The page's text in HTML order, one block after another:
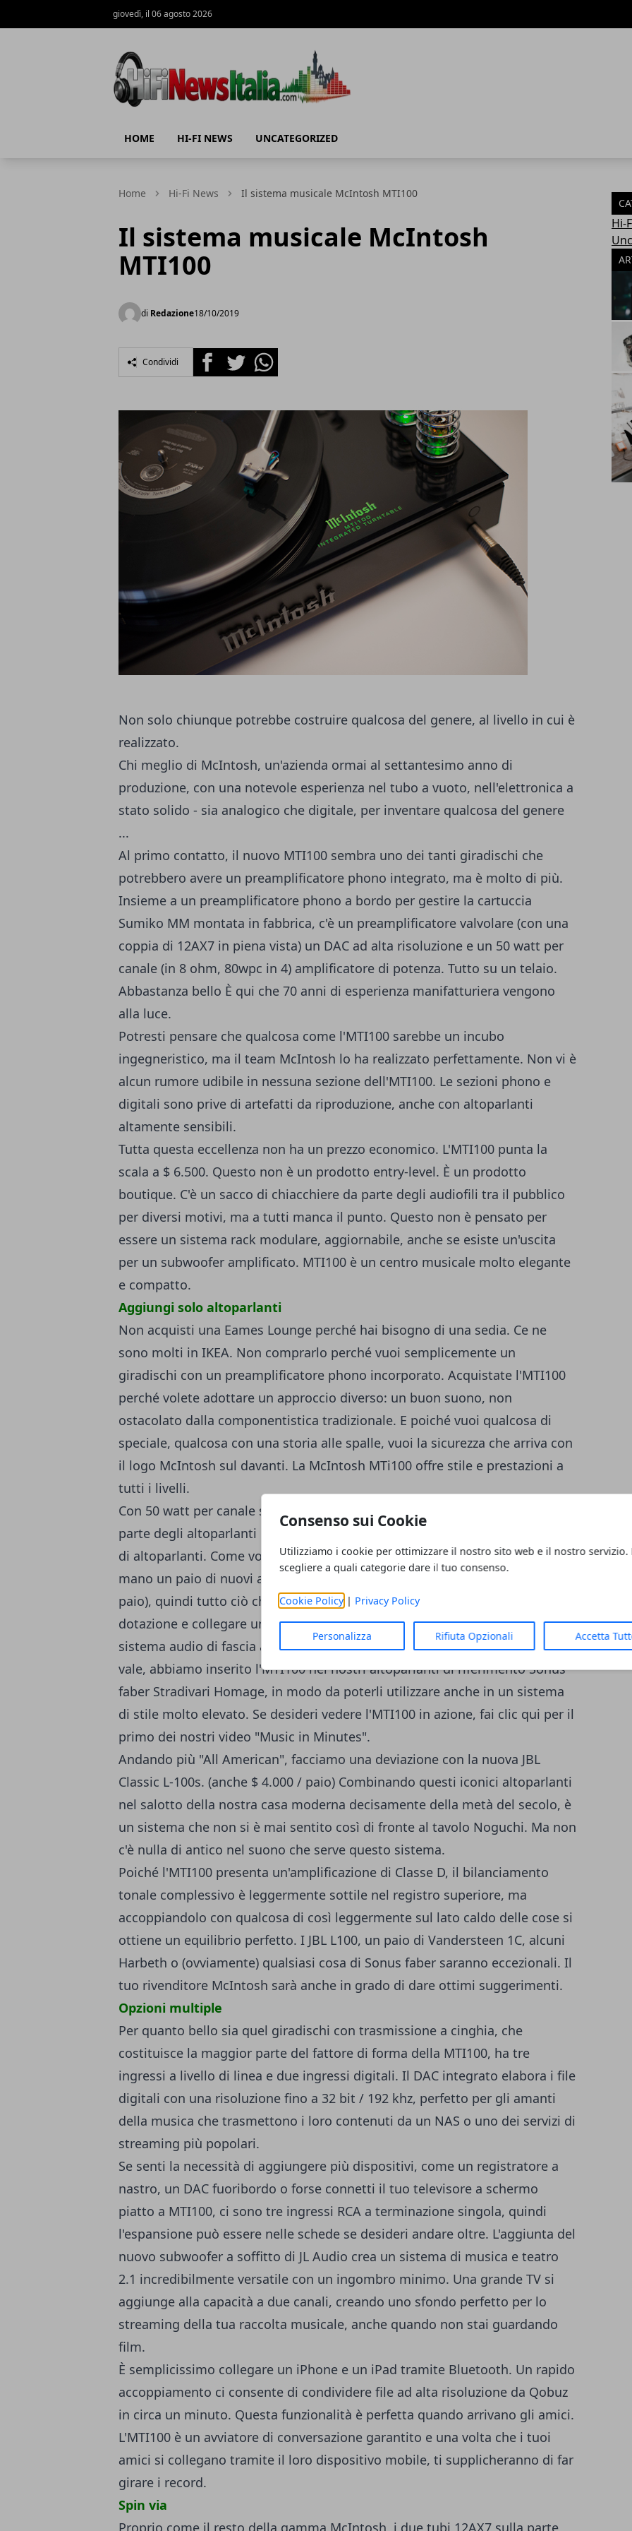
Consenso sui Cookie
Utilizziamo i cookie per ottimizzare il nostro sito web e il nostro servizio.
scegliere a quali categorie dare il tuo consenso.
Cookie Policy| Privacy Policy
Personalizza Rifiuta Opzionali Accetta
giovedì, il 06 agosto 2026
HOME HI-FI NEWS UNCATEGORIZED
Home Hi-Fi News Il sistema musicale McIntosh MTI100
Il sistema musicale McIntosh
MTI100
di Redazione18/10/2019
Condividi FacebookTwitterWhatsapp
Non solo chiunque potrebbe costruire qualcosa del genere, al livello in cui è
realizzato.
Chi meglio di McIntosh, un'azienda ormai al settantesimo anno di
produzione, con una notevole esperienza nel tubo a vuoto, nell'elettronica a
stato solido - sia analogico che digitale, per inventare qualcosa del genere
...
Al primo contatto, il nuovo MTI100 sembra uno dei tanti giradischi che
potrebbero avere un preamplificatore phono integrato, ma è molto di più.
Insieme a un preamplificatore phono a bordo per gestire la cartuccia
Sumiko MM montata in fabbrica, c'è un preamplificatore valvolare (con una
coppia di 12AX7 in piena vista) un DAC ad alta risoluzione e un 50 watt per
canale (in 8 ohm, 80wpc in 4) amplificatore di potenza. Tutto su un telaio.
Abbastanza bello È qui che 70 anni di esperienza manifatturiera vengono
alla luce.
Potresti pensare che qualcosa come l'MTI100 sarebbe un incubo
ingegneristico, ma il team McIntosh lo ha realizzato perfettamente. Non vi è
alcun rumore udibile in nessuna sezione dell'MTI100. Le sezioni phono e
digitali sono prive di artefatti da riproduzione, anche con altoparlanti
altamente sensibili.
Tutta questa eccellenza non ha un prezzo economico. L'MTI100 punta la
scala a $ 6.500. Questo non è un prodotto entry-level. È un prodotto
boutique. C'è un sacco di chiacchiere da parte degli audiofili tra il pubblico
per diversi motivi, ma a tutti manca il punto. Questo non è pensato per
essere un sistema rack modulare, aggiornabile, anche se esiste un'uscita
per un subwoofer amplificato. MTI100 è un centro musicale molto elegante
e compatto.
Aggiungi solo altoparlanti
Non acquisti una Eames Lounge perché hai bisogno di una sedia. Ce ne
sono molti in IKEA. Non comprarlo perché vuoi semplicemente un
giradischi con un preamplificatore phono incorporato. Acquistate l'MTI100
perché volete adottare un approccio diverso: un buon suono, non
ostacolato dalla componentistica tradizionale. E poiché vuoi qualcosa di
speciale, qualcosa con una storia alle spalle, vuoi la sicurezza che arriva con
il logo McIntosh sul davanti. La McIntosh MTi100 offre stile e prestazioni a
tutti i livelli.
Con 50 watt per canale su 8 ohm, l'MTI100 guida facilmente la maggior
parte degli altoparlanti ed è abbastanza potente da offrirti un'ampia gamma
di altoparlanti. Come voleva il destino, ci è capitato di avere a portata di
mano un paio di nuovi altoparlanti Sonus Faber Minima Amator ($ 4.000 /
paio), quindi tutto ciò che serviva era afferrare il cavo di alimentazione in
dotazione e collegare un paio di altoparlanti Cardas Iridium cavi. Quale altro
sistema audio di fascia alta puoi configurare in 90 secondi? E per quello che
vale, abbiamo inserito l'MTI100 nei nostri altoparlanti di riferimento Sonus
faber Stradivari Homage, in modo da poterli utilizzare anche in un sistema
di stile molto elevato. Se desideri vedere l'MTI100 in azione, fai clic qui per il
primo dei nostri video "Music in Minutes".
Andando più "All American", facciamo una deviazione con la nuova JBL
Classic L-100s. (anche $ 4.000 / paio) Combinando questi iconici altoparlanti
nel salotto della nostra casa moderna decisamente della metà del secolo, è
un sistema che non si è mai sentito così di fronte al tavolo Noguchi. Ma non
c'è nulla di antico nel suono che serve questo sistema.
Poiché l'MTI100 presenta un'amplificazione di Classe D, il bilanciamento
tonale complessivo è leggermente sottile nel registro superiore, ma
accoppiandolo con qualcosa di così leggermente sul lato caldo delle cose si
ottiene un equilibrio perfetto. I JBL L100, un paio di Vandersteen 1C, alcuni
Harbeth o (ovviamente) qualsiasi cosa di Sonus faber saranno eccezionali. Il
tuo rivenditore McIntosh sarà anche in grado di dare ottimi suggerimenti.
Opzioni multiple
Per quanto bello sia quel giradischi con trasmissione a cinghia, che
costituisce la maggior parte del fattore di forma della MTI100, ha tre
ingressi a livello di linea e due ingressi digitali. Il DAC integrato elabora i file
digitali con una risoluzione fino a 32 bit / 192 khz, perfetto per gli amanti
della musica che trasmettono i loro contenuti da un NAS o uno dei servizi di
streaming più popolari.
Se senti la necessità di aggiungere più dispositivi, come un registratore a
nastro, un DAC fuoribordo o forse connetti il ​​tuo televisore a schermo
piatto a MTI100, ci sono tre ingressi RCA a terminazione singola, quindi
l'espansione può essere nelle schede se desideri andare oltre. L'aggiunta del
nuovo subwoofer a soffitto di JL Audio crea un sistema di musica e teatro
2.1 incredibilmente versatile con un ingombro minimo. Una grande TV si
aggiunge alla capacità a due canali, creando uno sfondo perfetto per lo
streaming della tua raccolta musicale, anche quando non stai guardando
film.
È semplicissimo collegare un iPhone e un iPad tramite Bluetooth. Un rapido
accoppiamento ci consente di condividere file ad alta risoluzione da Qobuz
in circa un minuto. Questa funzionalità è perfetta quando arrivano gli amici.
L'MTI100 è un avviatore di conversazione garantito e una volta che i tuoi
amici si collegano tramite il loro dispositivo mobile, ti supplicheranno di far
girare i record.
Spin via
Proprio come il resto della gamma McIntosh, i due tubi 12AX7 sulla parte
Hi-